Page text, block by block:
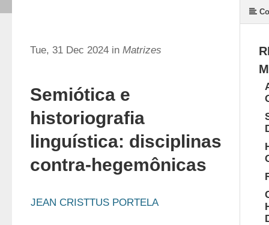
Tue, 31 Dec 2024 in Matrizes
Semiótica e
historiografia
linguística: disciplinas
contra-hegemônicas
JEAN CRISTTUS PORTELA